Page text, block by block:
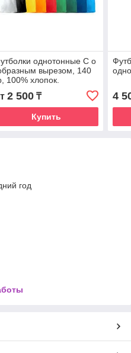
однотонные С о
вырезом, 140
100% хлопок.
2 500₸
Купить
4
год